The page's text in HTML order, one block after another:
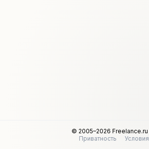
© 2005–2026 Freelance.ru
Приватность
Условия